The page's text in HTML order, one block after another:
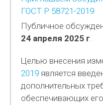
ГОСТ Р 58721-2019
Публичное
24 апреля 2025 г.
Целью внесения
2019 является
дополнительных
обеспечивающих